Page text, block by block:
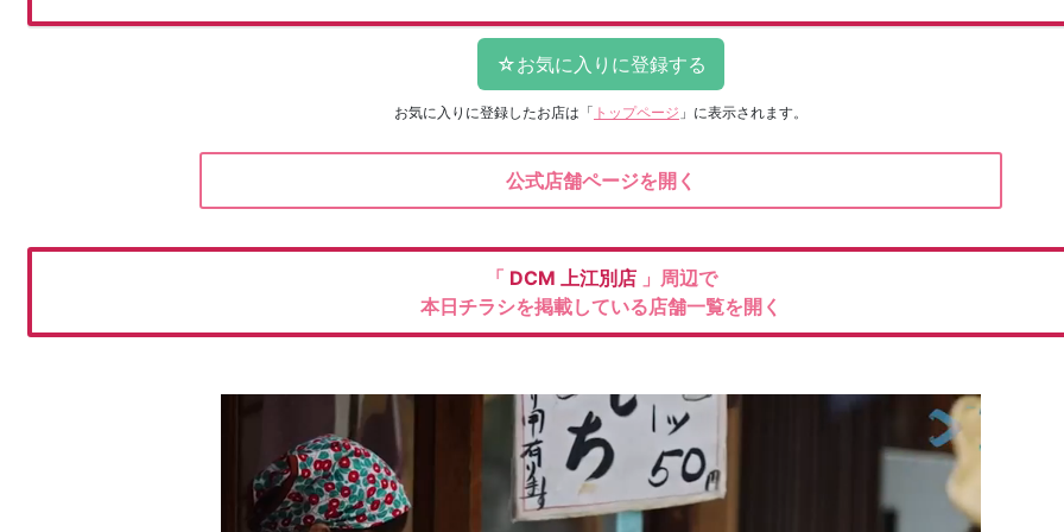
お気に入りに登録したお店は 「 トップページ 」に表示されます。
公式店舗ページを開く
「 DCM 上江別店 」周辺で
本日チラシを掲載している店舗一覧を開く